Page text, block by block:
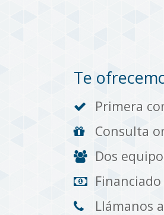
Te
Primera
Consulta
Dos
Llámanos